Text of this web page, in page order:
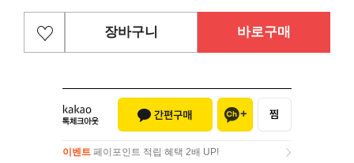
장바구니 바로구매
이벤트 페이포인트 적립 혜택 2배 UP!